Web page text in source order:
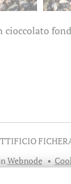
cioccolato
Webnode